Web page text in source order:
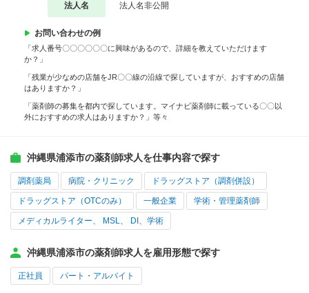
法人名 法人名非公開
お問い合わせの例
「求人番号〇〇〇〇〇〇に興味があるので、詳細を教えていただけます
か？」
「残業が少なめの店舗をJR〇〇線の沿線で探していますが、おすすめの店舗
はありますか？」
「薬剤師の募集を都内で探しています。マイナビ薬剤師に載っている〇〇以
外におすすめの求人はありますか？」等々
沖縄県浦添市の薬剤師求人を仕事内容で探す
調剤薬局 病院・クリニック ドラッグストア（調剤併設）
ドラッグストア（OTCのみ） 一般企業 学術・管理薬剤師
メディカルライター、 MSL、 DI、学術
沖縄県浦添市の薬剤師求人を雇用形態で探す
正社員 パート・アルバイト